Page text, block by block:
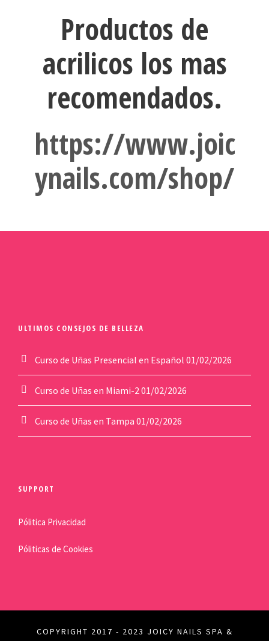
Productos de
acrilicos los mas
recomendados.
https://www.joic
ynails.com/shop/
ULTIMOS CONSEJOS DE BELLEZA
Curso de Uñas Presencial en Español 01/02/2026
Curso de Uñas en Miami-2 01/02/2026
Curso de Uñas en Tampa 01/02/2026
SUPPORT
Pólitica Privacidad
Póliticas de Cookies
COPYRIGHT 2017 - 2023 JOICY NAILS SPA &